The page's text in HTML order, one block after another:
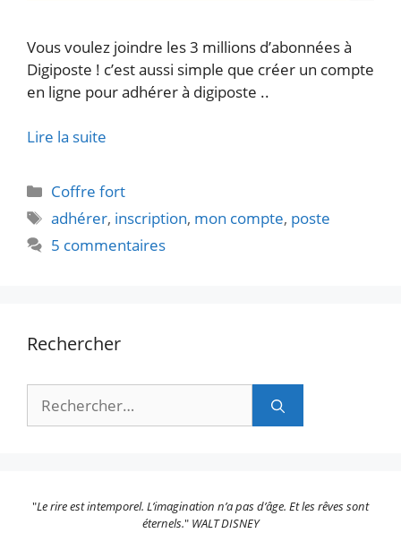
Vous voulez joindre les 3 millions d’abonnées à
Digiposte ! c’est aussi simple que créer un compte
en ligne pour adhérer à digiposte ..
Lire la suite
Catégories
Coffre fort
Étiquettes
adhérer, inscription, mon compte, poste
5 commentaires
Rechercher
Rechercher :
"Le rire est intemporel. L’imagination n’a pas d’âge. Et les rêves sont
éternels." WALT DISNEY